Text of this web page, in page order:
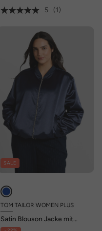
5
(1)
SALE
TOM TAILOR WOMEN PLUS
Satin Blouson Jacke mit
Bomberkragen